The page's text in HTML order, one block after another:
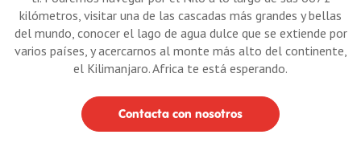
kilómetros, visitar una de las cascadas más grandes y bellas
del mundo, conocer el lago de agua dulce que se extiende por
varios países, y acercarnos al monte más alto del continente,
el Kilimanjaro. Africa te está esperando.
Contacta con nosotros